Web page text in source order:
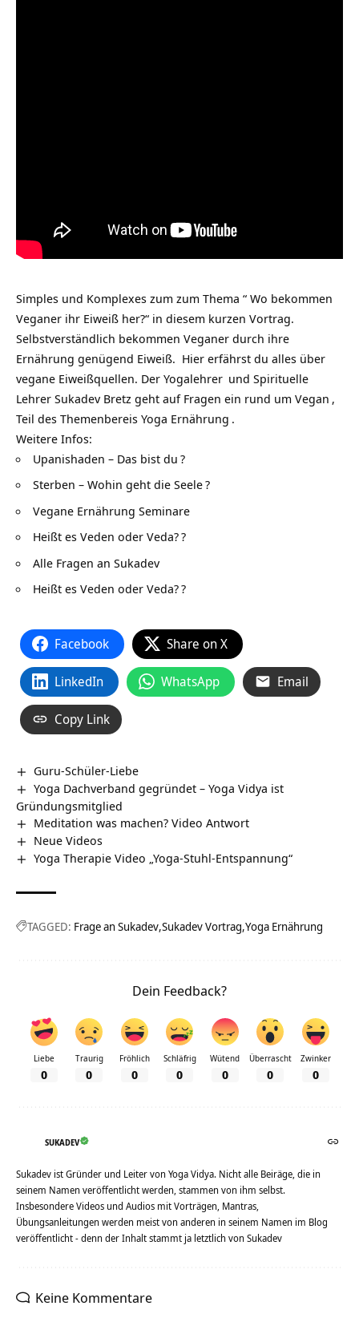
Simples und Komplexes zum zum Thema “ Wo bekommen
Veganer ihr Eiweiß her?“ in diesem kurzen Vortrag.
Selbstverständlich bekommen Veganer durch ihre
Ernährung genügend Eiweiß. Hier erfährst du alles über
vegane Eiweißquellen. Der Yogalehrer und Spirituelle
Lehrer Sukadev Bretz geht auf Fragen ein rund um Vegan ,
Teil des Themenbereis Yoga Ernährung .
Weitere Infos:
Upanishaden – Das bist du ?
Sterben – Wohin geht die Seele?
Vegane Ernährung Seminare
Heißt es Veden oder Veda??
Alle Fragen an Sukadev
Heißt es Veden oder Veda??
Facebook Share on X
LinkedIn WhatsApp Email
Copy Link
Guru-Schüler-Liebe
Yoga Dachverband gegründet – Yoga Vidya ist
Gründungsmitglied
Meditation was machen? Video Antwort
Neue Videos
Yoga Therapie Video „Yoga-Stuhl-Entspannung“
TAGGED: Frage an Sukadev Sukadev Vortrag Yoga Ernährung
Dein Feedback?
Liebe
0
Traurig
0
Fröhlich
0
Schläfrig
0
Wütend
0
Überrascht
0
Zwinker
0
SUKADEV
Sukadev ist Gründer und Leiter von Yoga Vidya. Nicht alle Beiräge, die in
seinem Namen veröffentlicht werden, stammen von ihm selbst.
Insbesondere Videos und Audios mit Vorträgen, Mantras,
Übungsanleitungen werden meist von anderen in seinem Namen im Blog
veröffentlicht - denn der Inhalt stammt ja letztlich von Sukadev
Keine Kommentare